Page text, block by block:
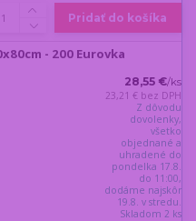
Pridať do košíka
- 200 Eurovka
28,55 €/ks
23,21 € bez DPH
Z dôvodu
dovolenky,
všetko
objednané a
uhradené do
pondelka 17.8.
do 11:00,
dodáme najskôr
19.8. v stredu.
Skladom 2 ks